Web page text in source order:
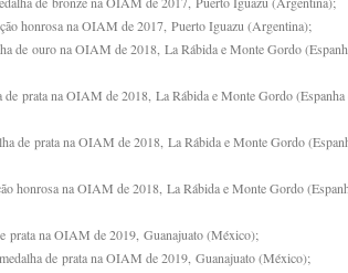
honrosa na OIAM de 2017, Puerto Iguazu (Argentina);
de ouro na OIAM de 2018, La Rábida e Monte Gordo
prata na OIAM de 2018, La Rábida e Monte Gordo (Espanha
de prata na OIAM de 2018, La Rábida e Monte Gordo
honrosa na OIAM de 2018, La Rábida e Monte Gordo
prata na OIAM de 2019, Guanajuato (México);
de prata na OIAM de 2019, Guanajuato (México);